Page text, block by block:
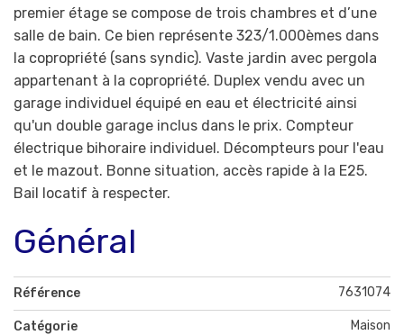
premier étage se compose de trois chambres et d’une
salle de bain. Ce bien représente 323/1.000èmes dans
la copropriété (sans syndic). Vaste jardin avec pergola
appartenant à la copropriété. Duplex vendu avec un
garage individuel équipé en eau et électricité ainsi
qu'un double garage inclus dans le prix. Compteur
électrique bihoraire individuel. Décompteurs pour l'eau
et le mazout. Bonne situation, accès rapide à la E25.
Bail locatif à respecter.
Général
Référence 7631074
Catégorie Maison